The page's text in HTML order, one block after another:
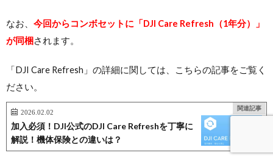
なお、 今回からコンボセットに「DJI Care Refresh（1年分）」
が同梱されます。
「DJI Care Refresh」の詳細に関しては、こちらの記事をご覧く
ださい。
関連記事
2026.02.02
加入必須！DJI公式のDJI Care Refreshを丁寧に
解説！機体保険との違いは？